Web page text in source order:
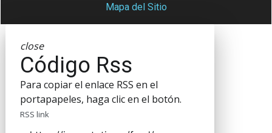
Mapa del Sitio
close
Código Rss
Para copiar el enlace RSS en el
portapapeles, haga clic en el botón.
RSS link